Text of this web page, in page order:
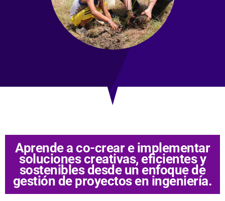
Aprende a co-crear e implementar
soluciones creativas, eficientes y
sostenibles desde un enfoque de
gestión de proyectos en ingeniería.